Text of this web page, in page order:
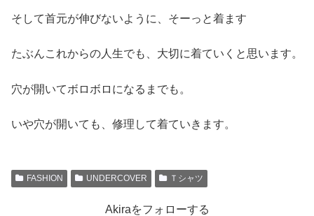
そして首元が伸びないように、そーっと着ます
たぶんこれからの人生でも、大切に着ていくと思います。
穴が開いてボロボロになるまでも。
いや穴が開いても、修理して着ていきます。
FASHION UNDERCOVER Ｔシャツ
Akiraをフォローする